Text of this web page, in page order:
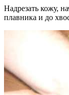
Надрезать кожу,
плавника и до